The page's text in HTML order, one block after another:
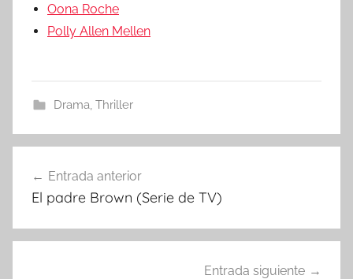
Oona Roche
Polly Allen Mellen
Drama, Thriller
Navegación
de
entradas
Entrada anterior
El padre Brown (Serie de TV)
Entrada siguiente